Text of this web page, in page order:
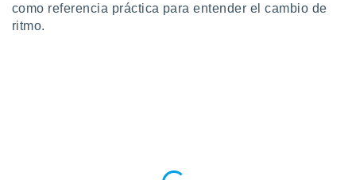
similares
como referencia práctica para entender el cambio de
ritmo.